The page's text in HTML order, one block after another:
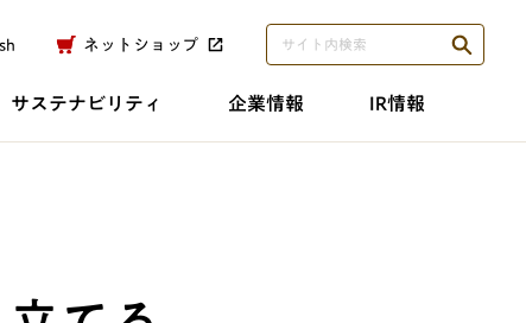
サステナビリティ 企業情報 IR情報
ネットショップ